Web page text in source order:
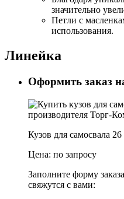
значительно
Петли с
использования.
Линейка
Оформить заказ
Кузов для самосвала 26
Цена: по запросу
Заполните форму
свяжутся с вами: